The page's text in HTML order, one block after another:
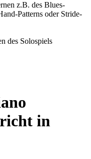
z.B. des Blues-
Patterns oder Stride-
des Solospiels
in